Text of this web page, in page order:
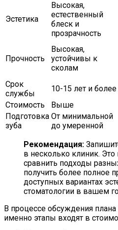
Эстетика
Высокая,
естественный
блеск и
прозрачность
Прочность
Высокая,
устойчивы к
сколам
Срок
службы
10-15 лет и более
Стоимость
Выше
Подготовка
зуба
От минимальной
до умеренной
Рекомендация:
в несколько клиник.
сравнить подходы
получить более полное
доступных вариантах
стоматологии в вашем
В процессе обсуждения плана
именно этапы входят в